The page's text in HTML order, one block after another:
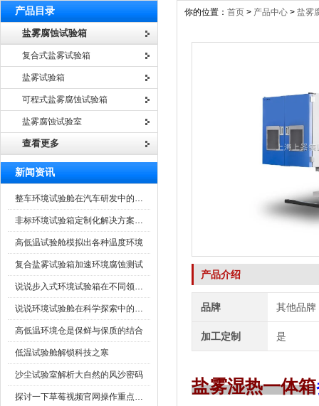
产品目录
盐雾腐蚀试验箱
复合式盐雾试验箱
盐雾试验箱
可程式盐雾腐蚀试验箱
盐雾腐蚀试验室
查看更多
新闻资讯
整车环境试验舱在汽车研发中的作用
非标环境试验箱定制化解决方案在可靠性测试中的重要性
高低温试验舱模拟出各种温度环境
复合盐雾试验箱加速环境腐蚀测试
说说步入式环境试验箱在不同领域的应用
说说环境试验舱在科学探索中的作用
高低温环境仓是保鲜与保质的结合
低温试验舱解锁科技之寒
沙尘试验室解析大自然的风沙密码
探讨一下草莓视频官网操作重点是什么
你的位置： 首页 > 产品中心 > 盐雾
产品介绍
品牌 其他品牌
加工定制 是
盐雾湿热一体箱